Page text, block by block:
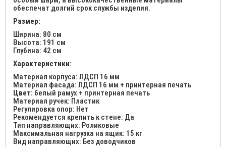
обеспечат долгий срок службы изделия.
Размер:
Ширина: 80 см
Высота: 191 см
Глубина: 42 см
Характеристики:
Материал корпуса: ЛДСП 16 мм
Материал фасада: ЛДСП 16 мм + принтерная печать
Цвет: белый рамух + принтерная печать
Материал ручек: Пластик
Регулировка опор: Нет
Рекомендуется крепить к стене: Да
Тип направляющих: Роликовые
Максимальная нагрузка на ящик: 15 кг
Вид направляющих: Без доводчиков